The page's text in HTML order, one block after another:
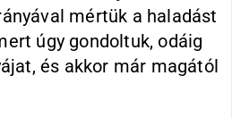
mértük a haladást
úgy gondoltuk, odáig
és akkor már magától